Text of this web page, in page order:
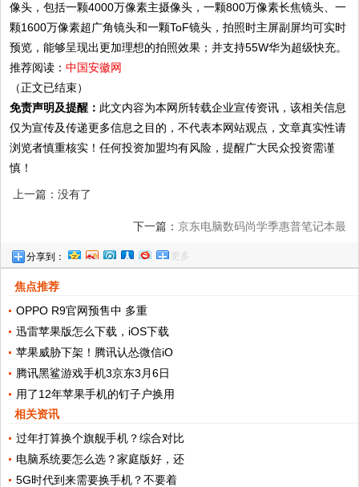
像头，包括一颗4000万像素主摄像头，一颗800万像素长焦镜头、一
颗1600万像素超广角镜头和一颗ToF镜头，拍照时主屏副屏均可实时
预览，能够呈现出更加理想的拍照效果；并支持55W华为超级快充。
推荐阅读：中国安徽网
（正文已结束）
免责声明及提醒： 此文内容为本网所转载企业宣传资讯，该相关信息
仅为宣传及传递更多信息之目的，不代表本网站观点，文章真实性请
浏览者慎重核实！任何投资加盟均有风险，提醒广大民众投资需谨
慎！
上一篇：没有了
下一篇： 京东电脑数码尚学季惠普笔记本最
分享到： 更多
焦点推荐
OPPO R9官网预售中 多重
迅雷苹果版怎么下载，iOS下载
苹果威胁下架！腾讯认怂微信iO
腾讯黑鲨游戏手机3京东3月6日
用了12年苹果手机的钉子户换用
相关资讯
过年打算换个旗舰手机？综合对比
电脑系统要怎么选？家庭版好，还
5G时代到来需要换手机？不要着